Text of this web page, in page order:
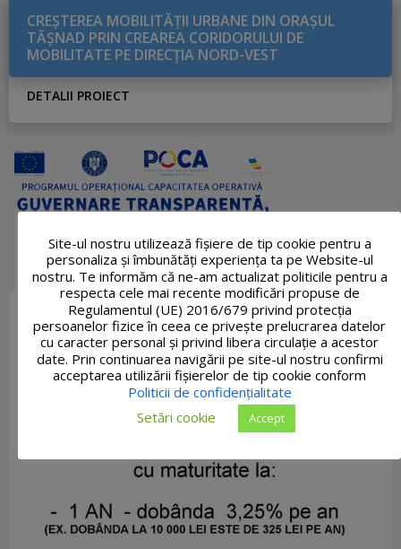
CREŞTEREA MOBILITĂŢII URBANE DIN ORAŞUL
TĂŞNAD PRIN CREAREA CORIDORULUI DE
MOBILITATE PE DIRECŢIA NORD-VEST
DETALII PROIECT
Site-ul nostru utilizează fişiere de tip cookie pentru a
personaliza și îmbunătăți experiența ta pe Website-ul
nostru. Te informăm că ne-am actualizat politicile pentru a
respecta cele mai recente modificări propuse de
Regulamentul (UE) 2016/679 privind protecția
persoanelor fizice în ceea ce privește prelucrarea datelor
cu caracter personal și privind libera circulație a acestor
date. Prin continuarea navigării pe site-ul nostru confirmi
acceptarea utilizării fişierelor de tip cookie conform
Politicii de confidențialitate
Setări cookie
Accept